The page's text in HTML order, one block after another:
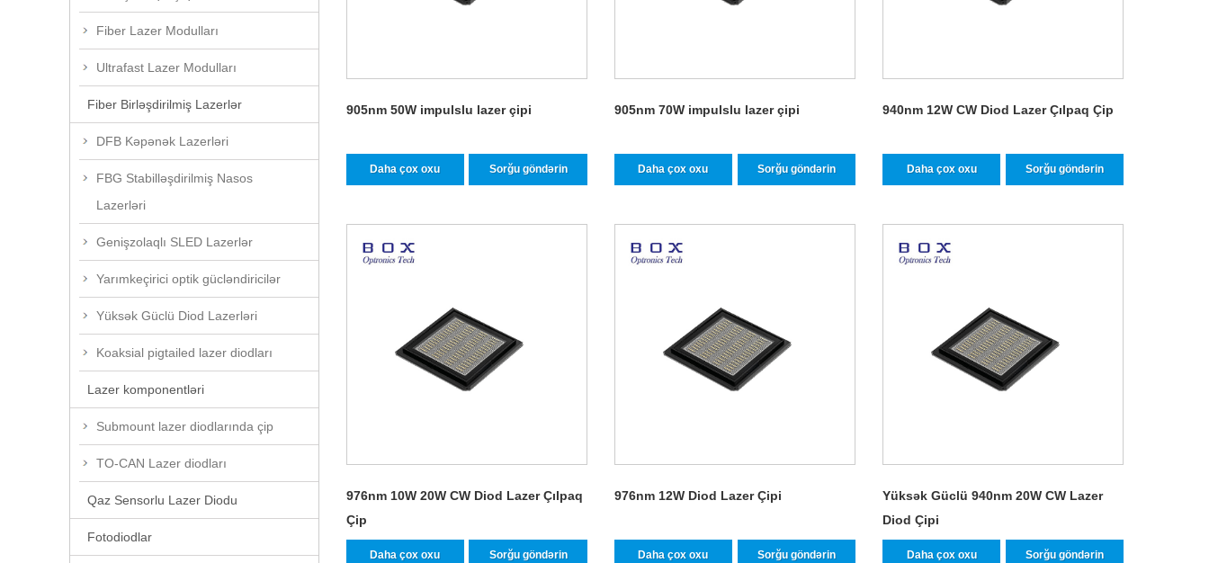
Fiber Lazer Modulları
Ultrafast Lazer Modulları
Fiber Birləşdirilmiş Lazerlər
DFB Kəpənək Lazerləri
FBG Stabilləşdirilmiş Nasos
Lazerləri
Genişzolaqlı SLED Lazerlər
Yarımkeçirici optik gücləndiricilər
Yüksək Güclü Diod Lazerləri
Koaksial pigtailed lazer diodları
Lazer komponentləri
Submount lazer diodlarında çip
TO-CAN Lazer diodları
Qaz Sensorlu Lazer Diodu
Fotodiodlar
905nm 50W impulslu lazer çipi
Daha çox oxu Sorğu göndərin
905nm 70W impulslu lazer çipi
Daha çox oxu Sorğu göndərin
940nm 12W CW Diod Lazer Çılpaq Çip
Daha çox oxu Sorğu göndərin
976nm 10W 20W CW Diod Lazer Çılpaq
Çip
Daha çox oxu Sorğu göndərin
976nm 12W Diod Lazer Çipi
Daha çox oxu Sorğu göndərin
Yüksək Güclü 940nm 20W CW Lazer
Diod Çipi
Daha çox oxu Sorğu göndərin